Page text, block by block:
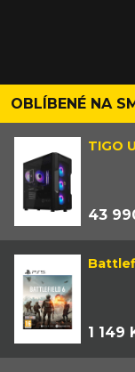
OBLÍBENÉ NA
TIGO
43
1 149